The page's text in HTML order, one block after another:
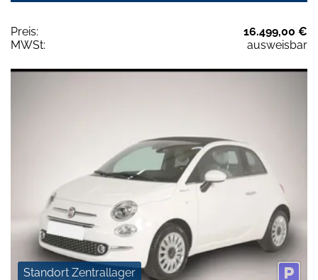
Preis:
16.499,00 €
MWSt:
ausweisbar
Standort Zentrallager